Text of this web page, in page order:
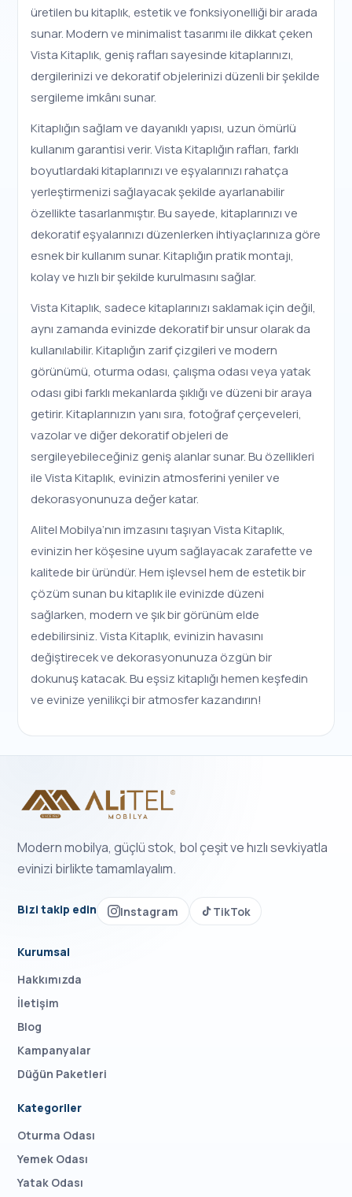
üretilen bu kitaplık, estetik ve fonksiyonelliği bir arada
sunar. Modern ve minimalist tasarımı ile dikkat çeken
Vista Kitaplık, geniş rafları sayesinde kitaplarınızı,
dergilerinizi ve dekoratif objelerinizi düzenli bir şekilde
sergileme imkânı sunar.
Kitaplığın sağlam ve dayanıklı yapısı, uzun ömürlü
kullanım garantisi verir. Vista Kitaplığın rafları, farklı
boyutlardaki kitaplarınızı ve eşyalarınızı rahatça
yerleştirmenizi sağlayacak şekilde ayarlanabilir
özellikte tasarlanmıştır. Bu sayede, kitaplarınızı ve
dekoratif eşyalarınızı düzenlerken ihtiyaçlarınıza göre
esnek bir kullanım sunar. Kitaplığın pratik montajı,
kolay ve hızlı bir şekilde kurulmasını sağlar.
Vista Kitaplık, sadece kitaplarınızı saklamak için değil,
aynı zamanda evinizde dekoratif bir unsur olarak da
kullanılabilir. Kitaplığın zarif çizgileri ve modern
görünümü, oturma odası, çalışma odası veya yatak
odası gibi farklı mekanlarda şıklığı ve düzeni bir araya
getirir. Kitaplarınızın yanı sıra, fotoğraf çerçeveleri,
vazolar ve diğer dekoratif objeleri de
sergileyebileceğiniz geniş alanlar sunar. Bu özellikleri
ile Vista Kitaplık, evinizin atmosferini yeniler ve
dekorasyonunuza değer katar.
Alitel Mobilya’nın imzasını taşıyan Vista Kitaplık,
evinizin her köşesine uyum sağlayacak zarafette ve
kalitede bir üründür. Hem işlevsel hem de estetik bir
çözüm sunan bu kitaplık ile evinizde düzeni
sağlarken, modern ve şık bir görünüm elde
edebilirsiniz. Vista Kitaplık, evinizin havasını
değiştirecek ve dekorasyonunuza özgün bir
dokunuş katacak. Bu eşsiz kitaplığı hemen keşfedin
ve evinize yenilikçi bir atmosfer kazandırın!
Modern mobilya, güçlü stok, bol çeşit ve hızlı sevkiyatla
evinizi birlikte tamamlayalım.
Bizi takip edin Instagram TikTok
Kurumsal
Hakkımızda
İletişim
Blog
Kampanyalar
Düğün Paketleri
Kategoriler
Oturma Odası
Yemek Odası
Yatak Odası